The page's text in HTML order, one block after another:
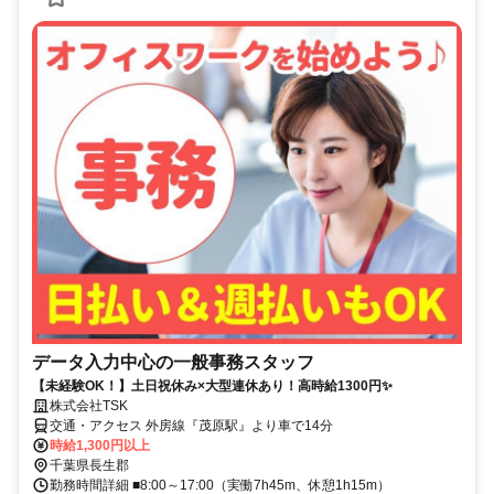
データ入力中心の一般事務スタッフ
【未経験OK！】土日祝休み×大型連休あり！高時給1300円✨
株式会社TSK
交通・アクセス 外房線『茂原駅』より車で14分
時給1,300円以上
千葉県長生郡
勤務時間詳細 ■8:00～17:00（実働7h45m、休憩1h15m）